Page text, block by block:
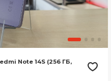
Note 14S (256 ГБ,